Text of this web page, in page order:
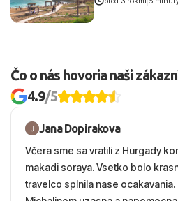
Čo o nás hovoria naši
4.9/5
Jana Dopirakova
Včera sme sa vratili z Hurgady
makadi soraya. Vsetko bolo
travelco splnila nase